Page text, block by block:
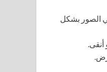
الصور بشكل
أنقى.